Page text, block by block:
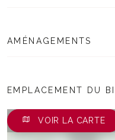
AMÉNAGEMENTS
EMPLACEMENT DU
VOIR LA CARTE